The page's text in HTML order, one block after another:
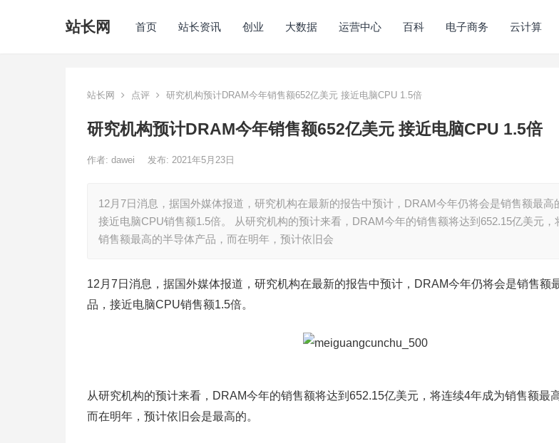
站长网 首页 站长资讯 创业 大数据 运营中心 百科 电子商务 云计算
站长网 点评 研究机构预计DRAM今年销售额652亿美元 接近电脑CPU 1.5倍
研究机构预计DRAM今年销售额652亿美元 接近电脑CPU 1.5倍
作者: dawei 发布: 2021年5月23日
12月7日消息，据国外媒体报道，研究机构在最新的报告中预计，DRAM今年仍将会是销售额最高
接近电脑CPU销售额1.5倍。 从研究机构的预计来看，DRAM今年的销售额将达到652.15亿美元，
销售额最高的半导体产品，而在明年，预计依旧会
12月7日消息，据国外媒体报道，研究机构在最新的报告中预计，DRAM今年仍将会是销售额
品，接近电脑CPU销售额1.5倍。
从研究机构的预计来看，DRAM今年的销售额将达到652.15亿美元，将连续4年成为销售额最
而在明年，预计依旧会是最高的。